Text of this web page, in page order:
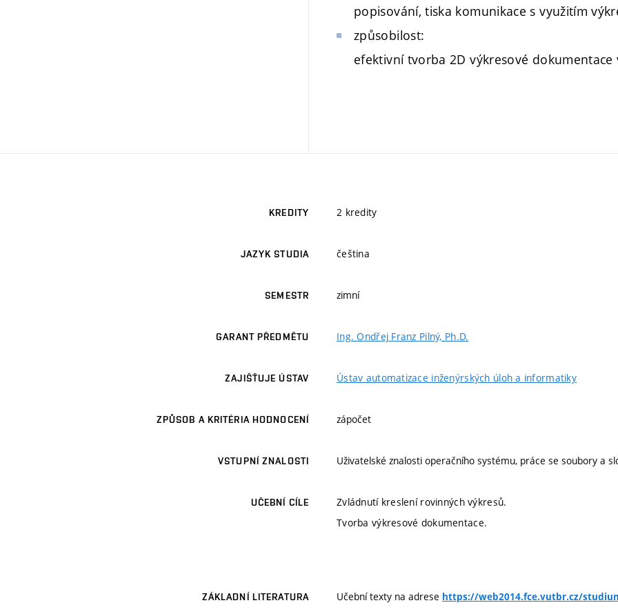
popisování, tiska komunikace s využitím
způsobilost:
efektivní tvorba 2D výkresové
KREDITY 2 kredity
JAZYK STUDIA čeština
SEMESTR zimní
GARANT PŘEDMĚTU Ing. Ondřej Franz Pilný, Ph.D.
ZAJIŠŤUJE ÚSTAV Ústav automatizace inženýrských úloh a informatiky
ZPŮSOB A KRITÉRIA HODNOCENÍ zápočet
VSTUPNÍ ZNALOSTI Uživatelské znalosti operačního systému, práce se soubory a
UČEBNÍ CÍLE
Zvládnutí kreslení rovinných výkresů.
Tvorba výkresové dokumentace.
ZÁKLADNÍ LITERATURA Učební texty na adrese https://web2014.fce.vutbr.cz/